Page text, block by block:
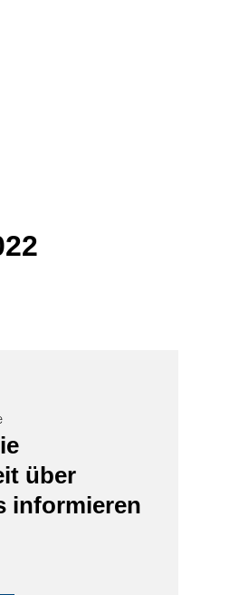
über
informieren